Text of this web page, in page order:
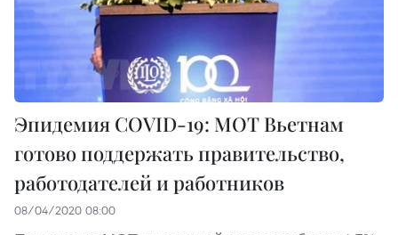
Эпидемия COVID-19: МОТ Вьетнам
готово поддержать правительство,
работодателей и работников
08/04/2020 08:00